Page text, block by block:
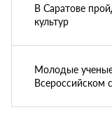
В Саратове
культур
Молодые
Всероссийском